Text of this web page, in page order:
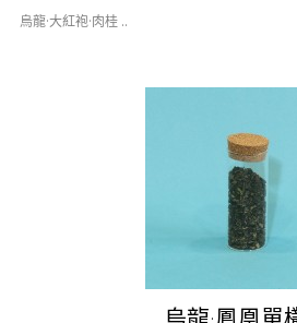
烏龍·大紅袍·肉桂 ..